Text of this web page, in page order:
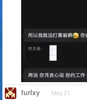
furlxy May 21